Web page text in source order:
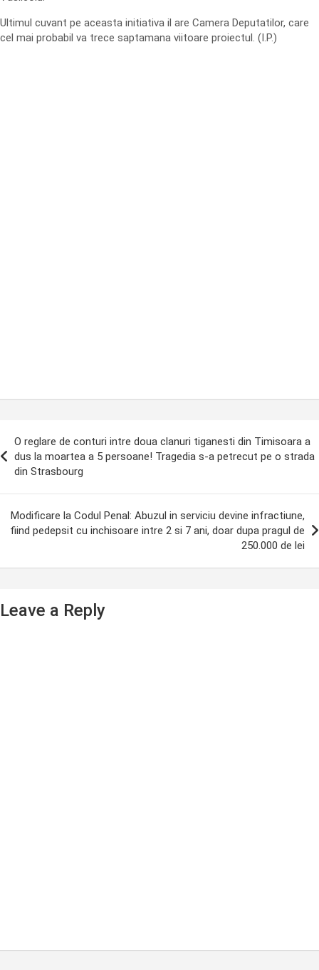
Ultimul cuvant pe aceasta initiativa il are Camera Deputatilor, care
cel mai probabil va trece saptamana viitoare proiectul. (I.P.)
O reglare de conturi intre doua clanuri tiganesti din Timisoara a
dus la moartea a 5 persoane! Tragedia s-a petrecut pe o strada
din Strasbourg
Modificare la Codul Penal: Abuzul in serviciu devine infractiune,
fiind pedepsit cu inchisoare intre 2 si 7 ani, doar dupa pragul de
250.000 de lei
Leave a Reply